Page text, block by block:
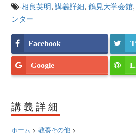
-相良英明,講義詳細,鶴見大学会館
ンター
Facebook
Google
講義詳細
ホーム >教養その他 >